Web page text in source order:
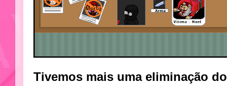
Tivemos mais uma eliminação